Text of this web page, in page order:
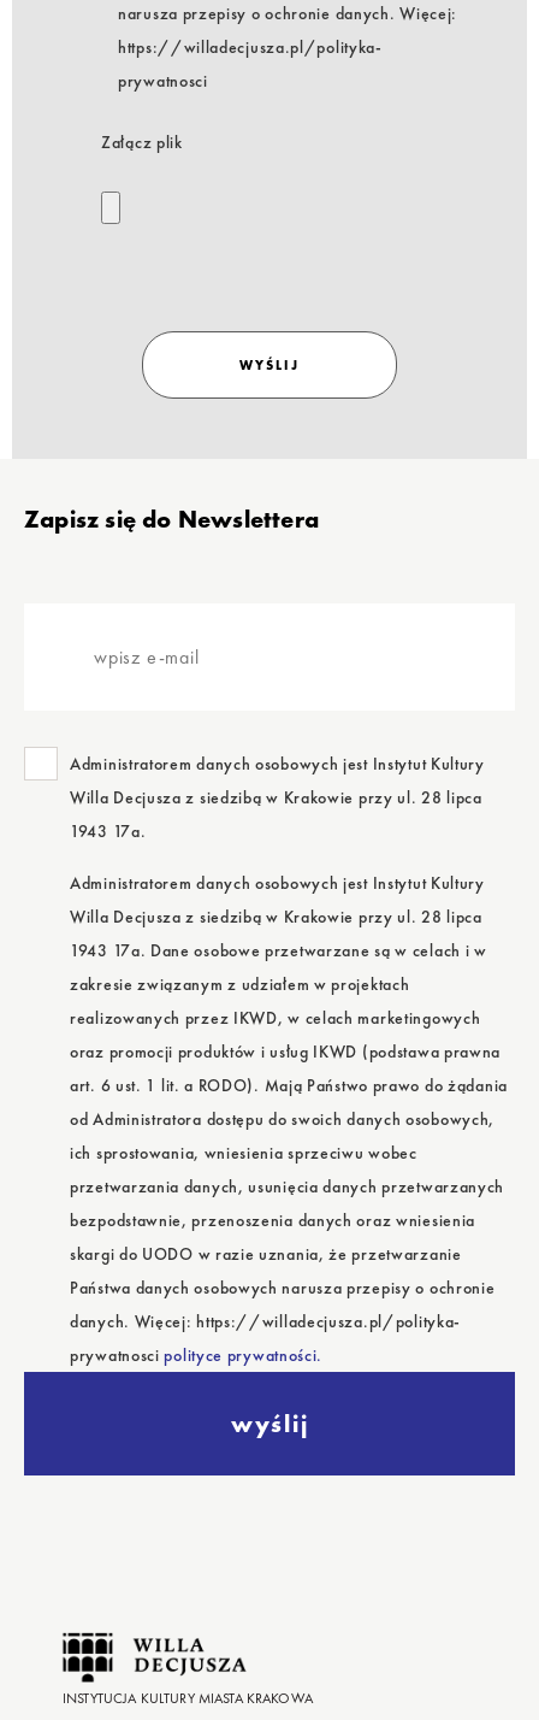
narusza przepisy o ochronie danych. Więcej:
https://willadecjusza.pl/polityka-
prywatnosci
Załącz plik
WYŚLIJ
StopkaZapisz się do Newslettera
Administratorem danych osobowych jest Instytut Kultury
Willa Decjusza z siedzibą w Krakowie przy ul. 28 lipca
1943 17a.
Administratorem danych osobowych jest Instytut Kultury
Willa Decjusza z siedzibą w Krakowie przy ul. 28 lipca
1943 17a. Dane osobowe przetwarzane są w celach i w
zakresie związanym z udziałem w projektach
realizowanych przez IKWD, w celach marketingowych
oraz promocji produktów i usług IKWD (podstawa prawna
art. 6 ust. 1 lit. a RODO). Mają Państwo prawo do żądania
od Administratora dostępu do swoich danych osobowych,
ich sprostowania, wniesienia sprzeciwu wobec
przetwarzania danych, usunięcia danych przetwarzanych
bezpodstawnie, przenoszenia danych oraz wniesienia
skargi do UODO w razie uznania, że przetwarzanie
Państwa danych osobowych narusza przepisy o ochronie
danych. Więcej: https://willadecjusza.pl/polityka-
prywatnoscipolityce prywatności.
wyślij
INSTYTUCJA KULTURY MIASTA KRAKOWA